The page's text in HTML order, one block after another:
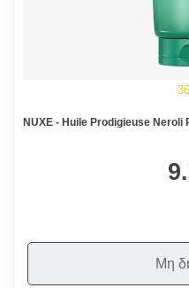
NUXE - Huile Prodigieuse Neroli
Μη